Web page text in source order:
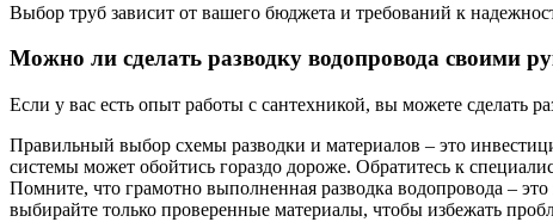
Выбор труб зависит от вашего бюджета и требований к
Можно ли сделать разводку водопровода своими
Если у вас есть опыт работы с сантехникой, вы можете сделать
Правильный выбор схемы разводки и материалов – это
системы может обойтись гораздо дороже. Обратитесь к
Помните, что грамотно выполненная разводка водопровода –
выбирайте только проверенные материалы, чтобы избежать